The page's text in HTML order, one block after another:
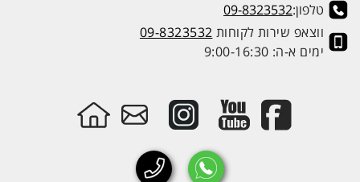
טלפון:09-8323532
ווצאפ שירות לקוחות 09-8323532
ימים א-ה: 9:00-16:30